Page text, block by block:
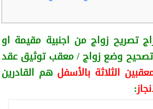
تصريح زواج من اجنبية مقيمة او
وضع زواج / معقب توثيق عقد
الثلاثة بالأسفل هم القادرين
: